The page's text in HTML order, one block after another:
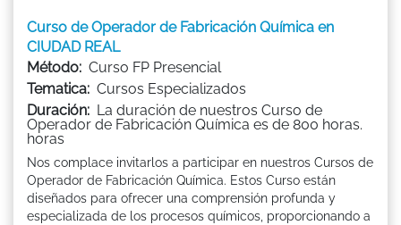
Curso de Operador de Fabricación Química en
CIUDAD REAL
Método: Curso FP Presencial
Tematica: Cursos Especializados
Duración: La duración de nuestros Curso de
Operador de Fabricación Química es de 800 horas.
horas
Nos complace invitarlos a participar en nuestros Cursos de
Operador de Fabricación Química. Estos Curso están
diseñados para ofrecer una comprensión profunda y
especializada de los procesos químicos, proporcionando a